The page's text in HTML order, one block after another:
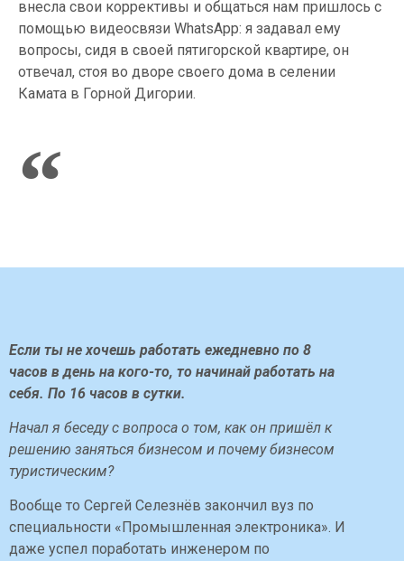
внесла свои коррективы и общаться нам пришлось с
помощью видеосвязи WhatsApp: я задавал ему
вопросы, сидя в своей пятигорской квартире, он
отвечал, стоя во дворе своего дома в селении
Камата в Горной Дигории.
Если ты не хочешь работать ежедневно по 8
часов в день на кого-то, то начинай работать на
себя. По 16 часов в сутки.
Начал я беседу с вопроса о том, как он пришёл к
решению заняться бизнесом и почему бизнесом
туристическим?
Вообще то Сергей Селезнёв закончил вуз по
специальности «Промышленная электроника». И
даже успел поработать инженером по